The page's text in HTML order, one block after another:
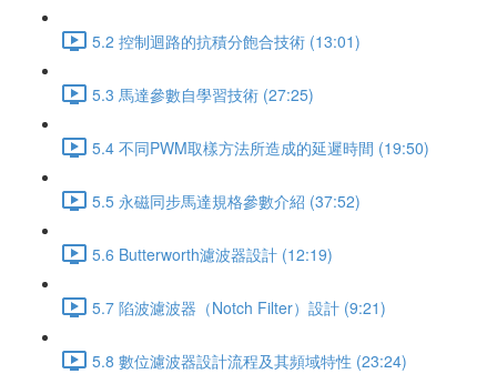
5.2 控制迴路的抗積分飽合技術 (13:01)
5.3 馬達參數自學習技術 (27:25)
5.4 不同PWM取樣方法所造成的延遲時間 (19:50)
5.5 永磁同步馬達規格參數介紹 (37:52)
5.6 Butterworth濾波器設計 (12:19)
5.7 陷波濾波器（Notch Filter）設計 (9:21)
5.8 數位濾波器設計流程及其頻域特性 (23:24)